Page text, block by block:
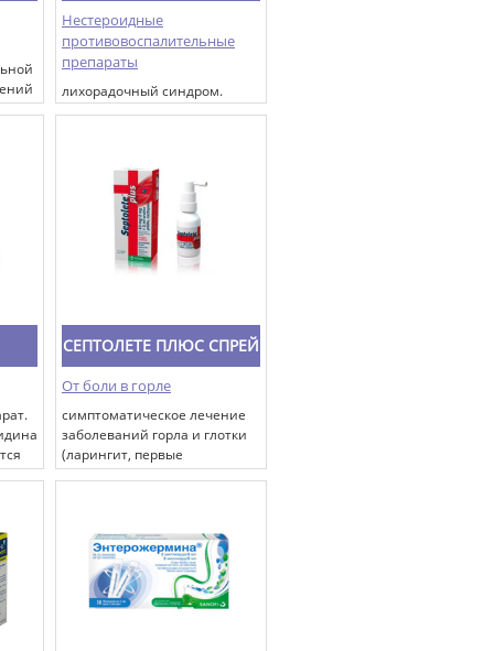
Нестероидные
противовоспалительные
препараты
лихорадочный синдром.
болевой синдром слабой или
боль, боль при растяжении
связок, вывихах, переломах.
СЕПТОЛЕТЕ ПЛЮС СПРЕЙ
От боли в горле
симптоматическое лечение
заболеваний горла и глотки
(ларингит, первые
проявления ангины,